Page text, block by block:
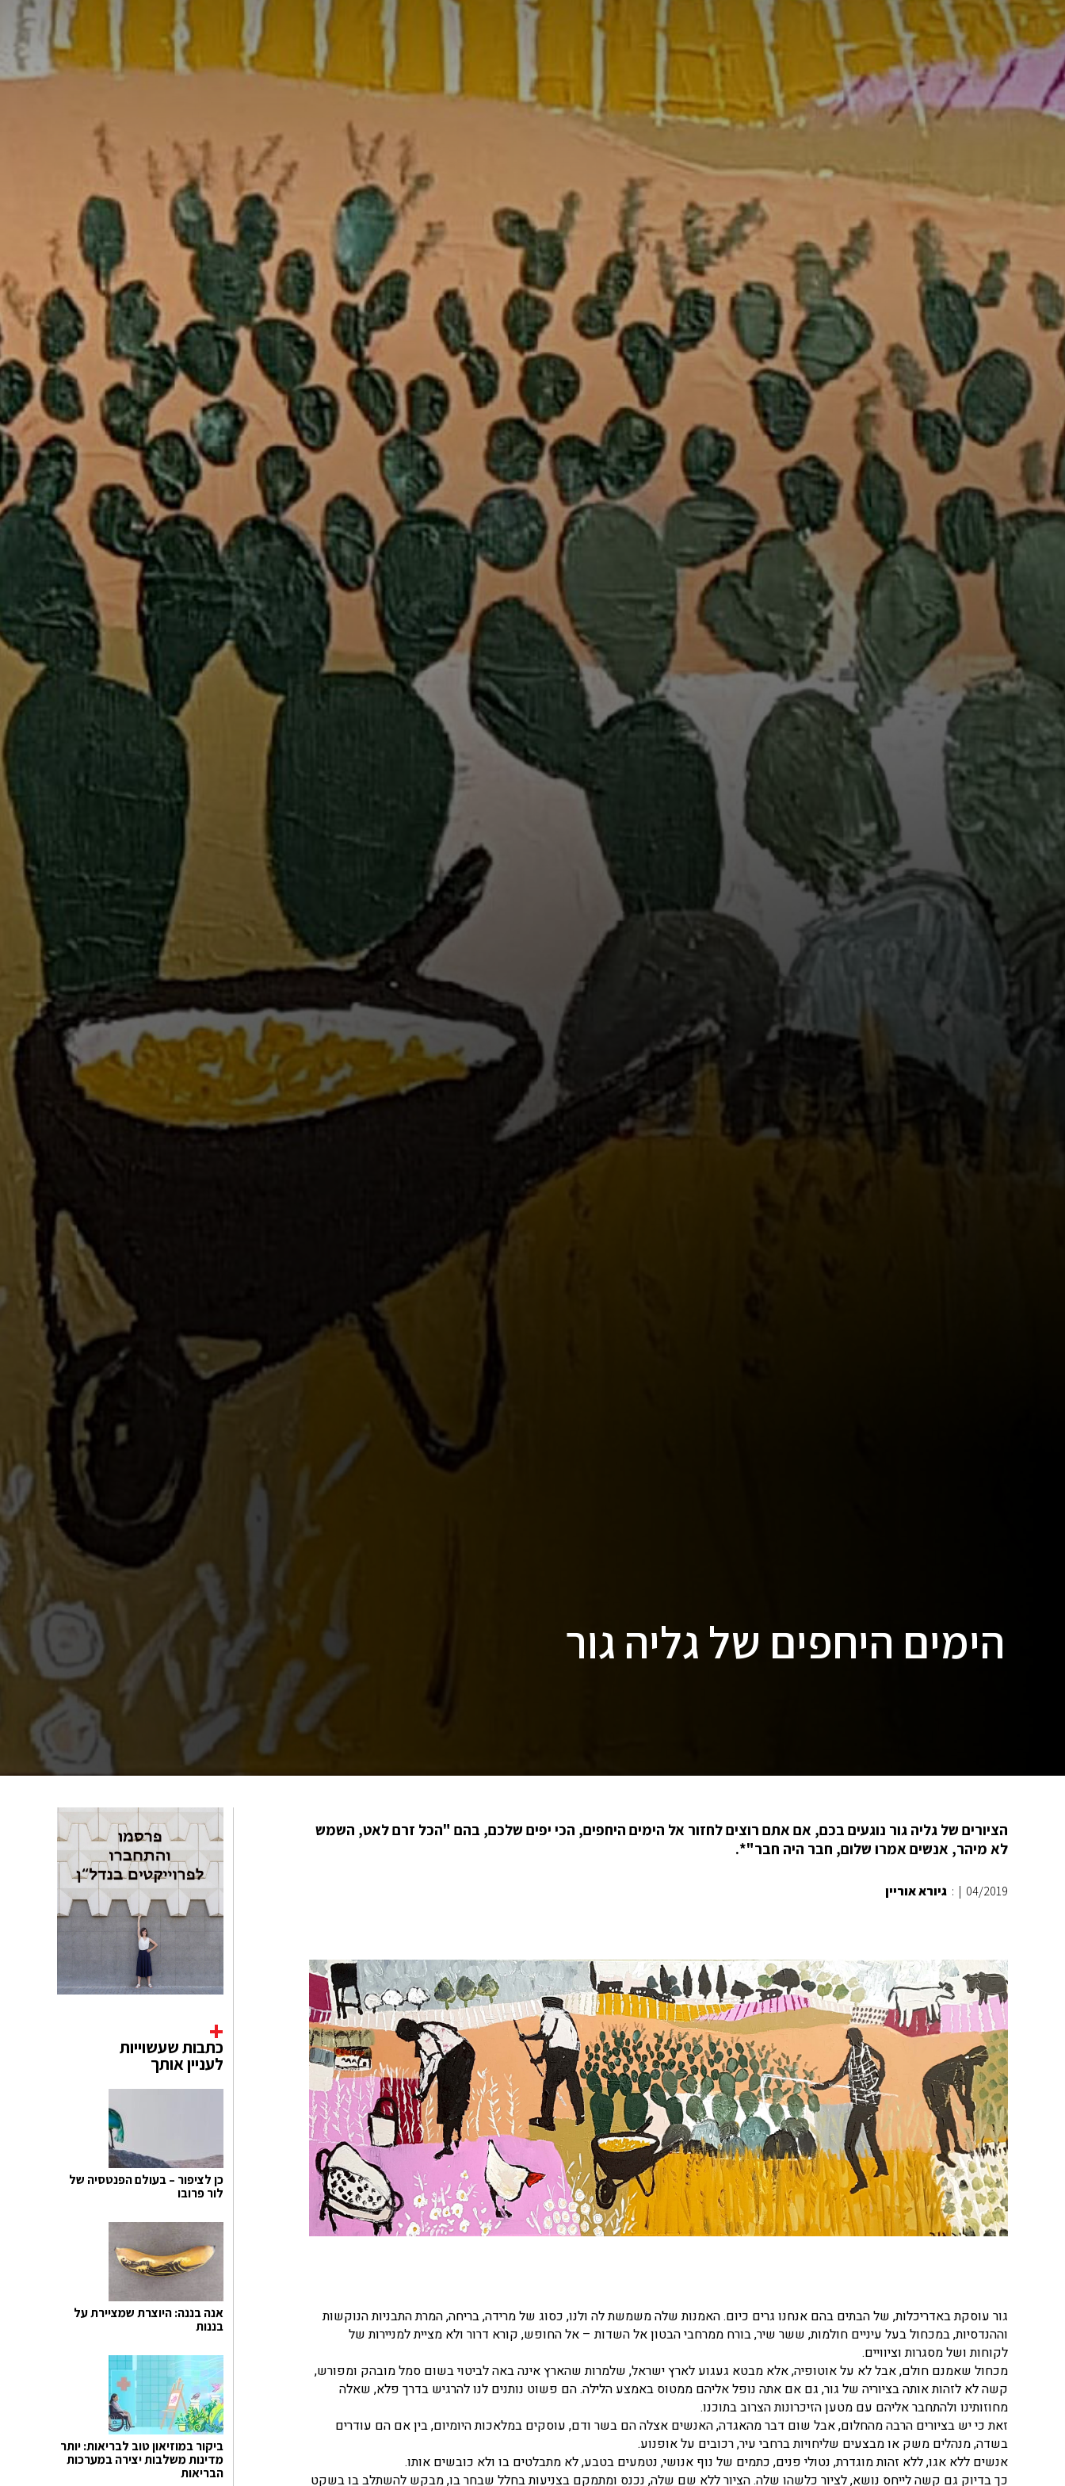
הימים היחפים של גליה גור
הציורים של גליה גור נוגעים בכם, אם אתם רוצים לחזור אל הימים היחפים, הכי יפים שלכם, בהם "הכל זרם לאט, השמש
לא מיהר, אנשים אמרו שלום, חבר היה חבר"*.
04/2019
|
: גיורא אוריין
גור עוסקת באדריכלות, של הבתים בהם אנחנו גרים כיום. האמנות שלה משמשת לה ולנו, כסוג של מרידה, בריחה, המרת התבניות הנוקשות
וההנדסיות, במכחול בעל עיניים חולמות, ששר שיר, בורח ממרחבי הבטון אל השדות – אל החופש, קורא דרור ולא מציית למניירות של
לקוחות ושל מסגרות וציוויים.
מכחול שאמנם חולם, אבל לא על אוטופיה, אלא מבטא געגוע לארץ ישראל, שלמרות שהארץ אינה באה לביטוי בשום סמל מובהק ומפורש,
קשה לא לזהות אותה בציוריה של גור, גם אם אתה נופל אליהם ממטוס באמצע הלילה. הם פשוט נותנים לנו להרגיש בדרך פלא, שאלה
מחוזותינו ולהתחבר אליהם עם מטען הזיכרונות הצרוב בתוכנו.
זאת כי יש בציורים הרבה מהחלום, אבל שום דבר מהאגדה, האנשים אצלה הם בשר ודם, עוסקים במלאכות היומיום, בין אם הם עודרים
בשדה, מנהלים משק או מבצעים שליחויות ברחבי עיר, רכובים על אופנוע.
אנשים ללא אגו, ללא זהות מוגדרת, נטולי פנים, כתמים של נוף אנושי, נטמעים בטבע, לא מתבלטים בו ולא כובשים אותו.
כך בדיוק גם קשה לייחס נושא, לציור כלשהו שלה. הציור ללא שם שלה, נכנס ומתמקם בצניעות בחלל שבחר בו, מבקש להשתלב בו בשקט
כתבות שעשוייות
לעניין אותך
כן לציפור – בעולם הפנטסיה של
לור פרובו
אנה בננה: היוצרת שמציירת על
בננות
ביקור במוזיאון טוב לבריאות: יותר
מדינות משלבות יצירה במערכות
הבריאות